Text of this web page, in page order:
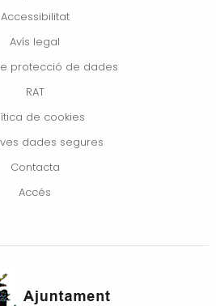
Accessibilitat
Avís legal
protecció de dades
RAT
de cookies
dades segures
Contacta
Accés